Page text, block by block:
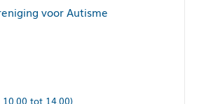
voor Autisme
tot 14.00)